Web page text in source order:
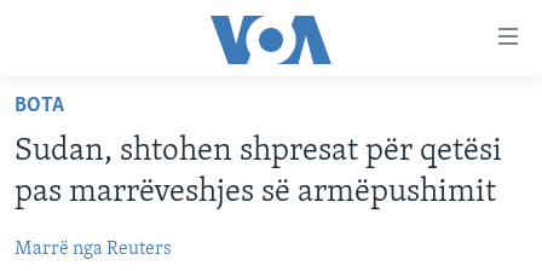
faqen
kryesore
tek
faqja
FAQJA KRYESORE
KATEGORITË
BALLKANI
DITARI
BOTA
Sudan, shtohen shpresat për qetësi
pas marrëveshjes së armëpushimit
Marrë nga Reuters